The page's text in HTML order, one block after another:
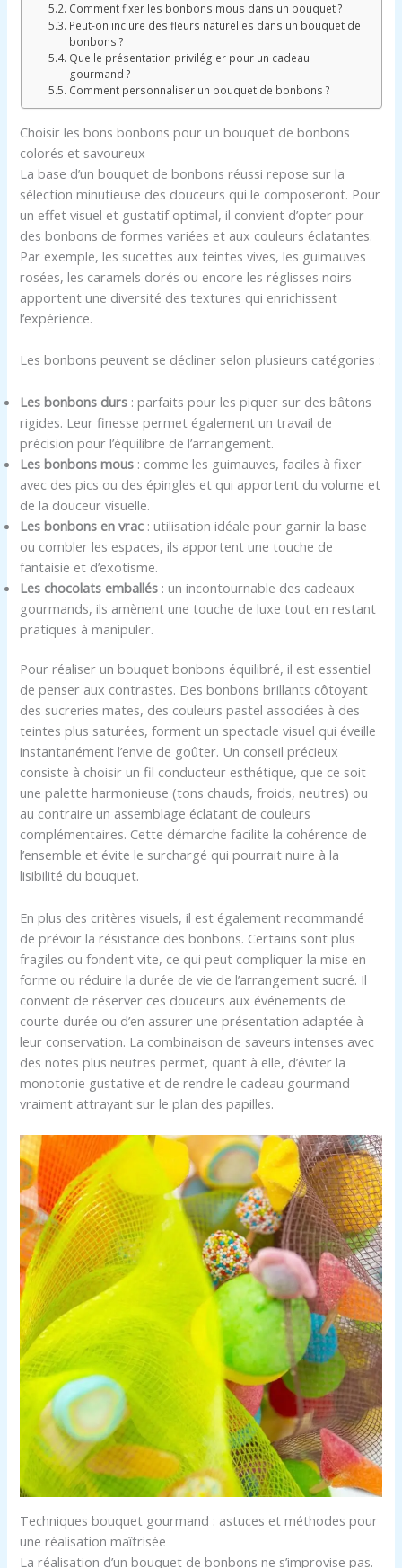
Comment fixer les bonbons mous dans un bouquet ?
Peut-on inclure des fleurs naturelles dans un bouquet de
bonbons ?
Quelle présentation privilégier pour un cadeau
gourmand ?
Comment personnaliser un bouquet de bonbons ?
Choisir les bons bonbons pour un bouquet de bonbons
colorés et savoureux
La base d’un bouquet de bonbons réussi repose sur la
sélection minutieuse des douceurs qui le composeront. Pour
un effet visuel et gustatif optimal, il convient d’opter pour
des bonbons de formes variées et aux couleurs éclatantes.
Par exemple, les sucettes aux teintes vives, les guimauves
rosées, les caramels dorés ou encore les réglisses noirs
apportent une diversité des textures qui enrichissent
l’expérience.
Les bonbons peuvent se décliner selon plusieurs catégories :
Les bonbons durs : parfaits pour les piquer sur des bâtons
rigides. Leur finesse permet également un travail de
précision pour l’équilibre de l’arrangement.
Les bonbons mous : comme les guimauves, faciles à fixer
avec des pics ou des épingles et qui apportent du volume et
de la douceur visuelle.
Les bonbons en vrac : utilisation idéale pour garnir la base
ou combler les espaces, ils apportent une touche de
fantaisie et d’exotisme.
Les chocolats emballés : un incontournable des cadeaux
gourmands, ils amènent une touche de luxe tout en restant
pratiques à manipuler.
Pour réaliser un bouquet bonbons équilibré, il est essentiel
de penser aux contrastes. Des bonbons brillants côtoyant
des sucreries mates, des couleurs pastel associées à des
teintes plus saturées, forment un spectacle visuel qui éveille
instantanément l’envie de goûter. Un conseil précieux
consiste à choisir un fil conducteur esthétique, que ce soit
une palette harmonieuse (tons chauds, froids, neutres) ou
au contraire un assemblage éclatant de couleurs
complémentaires. Cette démarche facilite la cohérence de
l’ensemble et évite le surchargé qui pourrait nuire à la
lisibilité du bouquet.
En plus des critères visuels, il est également recommandé
de prévoir la résistance des bonbons. Certains sont plus
fragiles ou fondent vite, ce qui peut compliquer la mise en
forme ou réduire la durée de vie de l’arrangement sucré. Il
convient de réserver ces douceurs aux événements de
courte durée ou d’en assurer une présentation adaptée à
leur conservation. La combinaison de saveurs intenses avec
des notes plus neutres permet, quant à elle, d’éviter la
monotonie gustative et de rendre le cadeau gourmand
vraiment attrayant sur le plan des papilles.
Techniques bouquet gourmand : astuces et méthodes pour
une réalisation maîtrisée
La réalisation d’un bouquet de bonbons ne s’improvise pas.